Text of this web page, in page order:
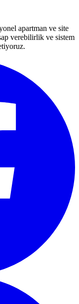
apartman ve site
verebilirlik ve sistem